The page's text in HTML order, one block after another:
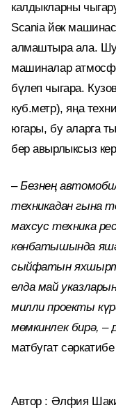
калдыкларны
Scania йөк
алмаштыра ала.
машиналар
бүлеп чыгара.
куб.метр), яңа
югары, бу аларга
бер авырлыксыз
–Безнең
техникадан гына
махсус техника
көнбатышында
сыйфатын
елда май
милли проекты
мөмкинлек бирә, –
матбугат
Автор : Әлфия